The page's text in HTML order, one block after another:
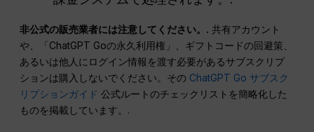
非公式の販売業者には注意してください。. 共有アカウント
や、「ChatGPT Goの永久利用権」、ギフトコードの回避策、
あるいは他人にログイン情報を渡す必要があるサブスクリプ
ションは購入しないでください。その ChatGPT Go サブスク
リプションガイド 公式ルートのチェックリストを簡略化した
ものを掲載しています。.